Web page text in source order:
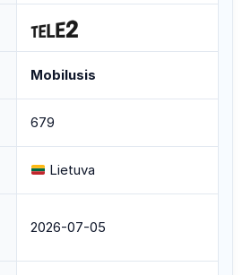
Mobilusis
679
Lietuva
2026-07-05